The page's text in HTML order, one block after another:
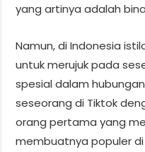
yang artinya adalah
Namun, di Indonesia
untuk merujuk pada
spesial dalam
seseorang di Tiktok
orang pertama yang
membuatnya populer di